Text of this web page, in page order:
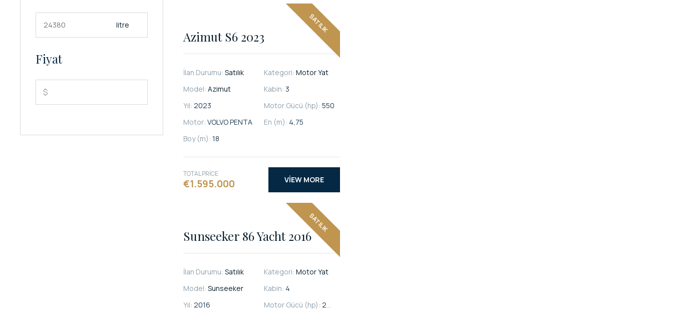
litre
Fiyat
$
SATILIK
Azimut S6 2023
İlan Durumu: Satılık Kategori:Motor Yat
Model: Azimut Kabin: 3
Yıl: 2023 Motor Gücü (hp):550
Motor: VOLVO PENTA En (m): 4,75
Boy (m): 18
TOTAL PRICE
€1.595.000 VIEW MORE
SATILIK
Sunseeker 86 Yacht 2016
İlan Durumu: Satılık Kategori:Motor Yat
Model: Sunseeker Kabin: 4
Yıl: 2016 Motor Gücü (hp):2015